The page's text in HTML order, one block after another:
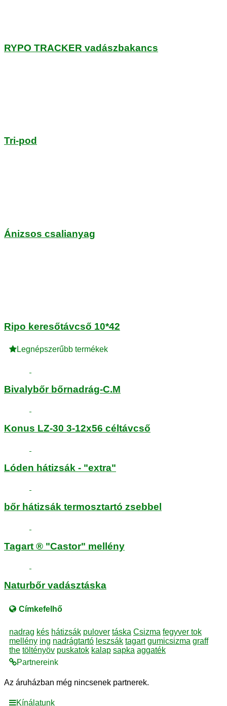
RYPO TRACKER vadászbakancs
Tri-pod
Ánizsos csalianyag
Ripo keresőtávcső 10*42
Legnépszerűbb termékek
Bivalybőr bőrnadrág-C.M
Konus LZ-30 3-12x56 céltávcső
Lóden hátizsák - "extra"
bőr hátizsák termosztartó zsebbel
Tagart ® "Castor" mellény
Naturbőr vadásztáska
Címkefelhő
nadrag kés hátizsák pulover táska Csizma fegyver tok
mellény ing nadrágtartó leszsák tagart gumicsizma graff
the töltényöv puskatok kalap sapka aggaték
Partnereink
Az áruházban még nincsenek partnerek.
Kínálatunk